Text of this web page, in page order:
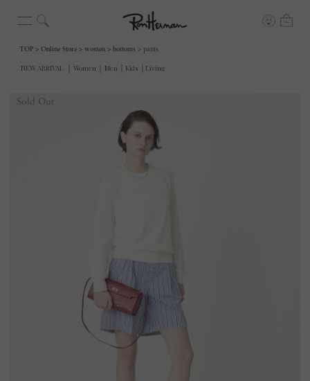
TOP Online Store women bottoms pants
Sold Out